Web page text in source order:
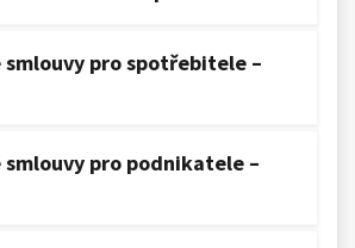
smlouvy pro spotřebitele –
smlouvy pro podnikatele –